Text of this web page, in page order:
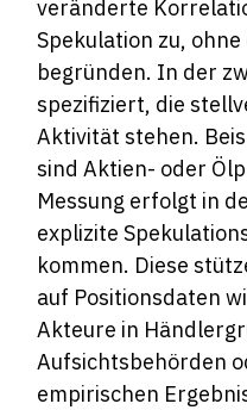
veränderte
Spekulation zu,
begründen. In der
spezifiziert, die
Aktivität stehen.
sind Aktien- oder
Messung erfolgt in
explizite
kommen. Diese
auf Positionsdaten
Akteure in
Aufsichtsbehörden
empirischen